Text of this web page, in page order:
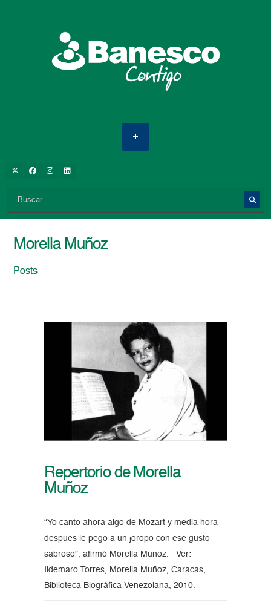
Morella Muñoz
Posts
Repertorio de Morella
Muñoz
“Yo canto ahora algo de Mozart y media hora
después le pego a un joropo con ese gusto
sabroso”, afirmó Morella Muñoz. Ver:
Ildemaro Torres, Morella Muñoz, Caracas,
Biblioteca Biográfica Venezolana, 2010.